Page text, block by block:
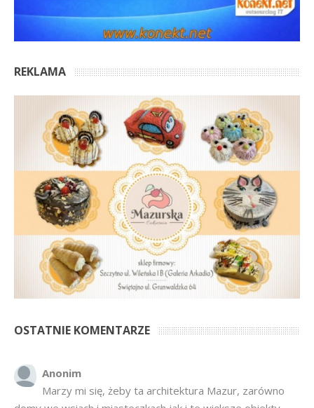
REKLAMA
OSTATNIE KOMENTARZE
domy we wsiach i miasteczkach jak i te większe obiekty
były zadbane z szacunkiem do tej zabudowy. Niestety